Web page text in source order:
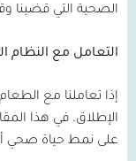
الصحية التي قضينا
التعامل مع النظام
إذا تعاملنا مع
الإطلاق. في هذا
على نمط حياة صحي